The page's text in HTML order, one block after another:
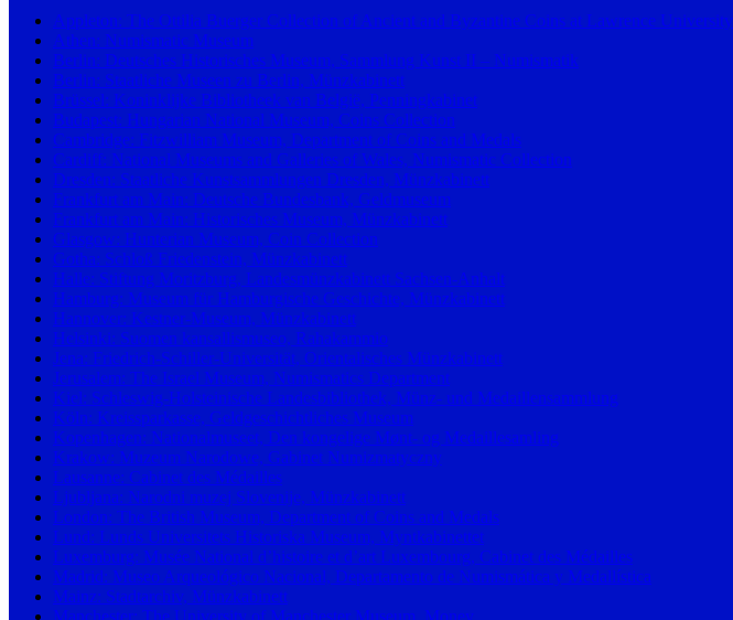
Appleton: The Ottilia Buerger Collection of Ancient and Byzantine Coins at Lawrence University
Athen: Numismatic Museum
Berlin: Deutsches Historisches Museum, Sammlung Kunst II – Numismatik
Berlin: Staatliche Museen zu Berlin, Münzkabinett
Brüssel: Koninklijke Bibliotheek van België, Penningkabinet
Budapest: Hungarian National Museum, Coins Collection
Cambridge: Fitzwilliam Museum, Department of Coins and Medals
Cardiff: National Museums and Galleries of Wales, Numismatic Collection
Dresden: Staatliche Kunstsammlungen Dresden, Münzkabinett
Frankfurt am Main: Deutsche Bundesbank, Geldmuseum
Frankfurt am Main: Historisches Museum, Münzkabinett
Glasgow: Hunterian Museum, Coin Collection
Gotha: Schloß Friedenstein, Münzkabinett
Halle: Stiftung Moritzburg, Landesmünzkabinett Sachsen-Anhalt
Hamburg: Museum für Hamburgische Geschichte, Münzkabinett
Hannover: Kestner-Museum, Münzkabinett
Helsinki: Suomen kansallismuseo, Rahakammio
Jena: Friedrich-Schiller-Universität, Orientalisches Münzkabinett
Jerusalem: The Israel Museum, Numismatics Department
Kiel: Schleswig-Holsteinische Landesbibliothek, Münz- und Medaillensammlung
Köln: Kreissparkasse, Geldgeschichtliches Museum
Kopenhagen: Nationalmuseet, Den kongelige Mønt- og Medaillesamling
Krakow: Muzeum Narodowe, Gabinet Numizmatyczny
Lausanne: Cabinet des Médailles
Ljubljana: Narodni muzej Slovenije, Münzkabinett
London: The British Museum, Department of Coins and Medals
Lund: Lunds Universitets Historiska Museum, Myntkabinettet
Luxemburg: Musée National d’histoire et d’art Luxembourg, Cabinet des Médailles
Madrid: Museo Arqueológico Nacional, Departamento de Numismática y Medallística
Mainz: Stadtarchiv, Münzkabinett
Manchester: The University of Manchester Museum, Money